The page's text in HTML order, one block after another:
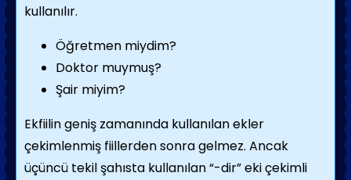
kullanılır.
Öğretmen miydim?
Doktor muymuş?
Şair miyim?
Ekfiilin geniş zamanında kullanılan ekler
çekimlenmiş fiillerden sonra gelmez. Ancak
üçüncü tekil şahısta kullanılan “-dir” eki çekimli